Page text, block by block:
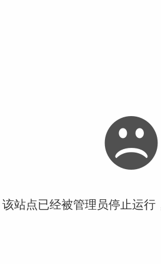
站点已经被管理员停止运